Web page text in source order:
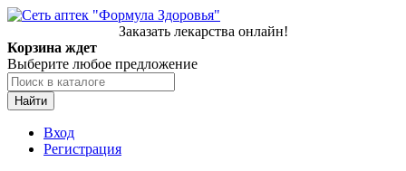
Заказать лекарства онлайн!
Корзина ждет
Выберите любое предложение
Найти
Вход
Регистрация